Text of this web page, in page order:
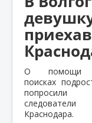
О
поисках
попросили
следователи
Краснодара.